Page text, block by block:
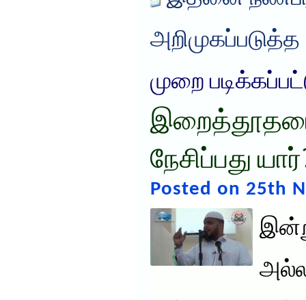
அறிமுகப்படுத்த
முறை
நேசிப்பது
Posted on 25th